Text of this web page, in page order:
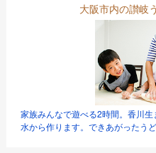
大阪市内の讃岐
家族みんなで遊べる2時間。香川
水から作ります。できあがったう